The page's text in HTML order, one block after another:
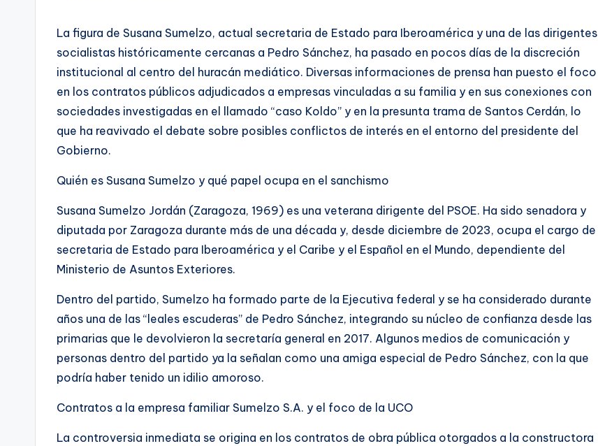
La figura de Susana Sumelzo, actual secretaria de Estado para Iberoamérica y una de las dirigentes
socialistas históricamente cercanas a Pedro Sánchez, ha pasado en pocos días de la discreción
institucional al centro del huracán mediático. Diversas informaciones de prensa han puesto el foco
en los contratos públicos adjudicados a empresas vinculadas a su familia y en sus conexiones con
sociedades investigadas en el llamado “caso Koldo” y en la presunta trama de Santos Cerdán, lo
que ha reavivado el debate sobre posibles conflictos de interés en el entorno del presidente del
Gobierno.
Quién es Susana Sumelzo y qué papel ocupa en el sanchismo
Susana Sumelzo Jordán (Zaragoza, 1969) es una veterana dirigente del PSOE. Ha sido senadora y
diputada por Zaragoza durante más de una década y, desde diciembre de 2023, ocupa el cargo de
secretaria de Estado para Iberoamérica y el Caribe y el Español en el Mundo, dependiente del
Ministerio de Asuntos Exteriores.
Dentro del partido, Sumelzo ha formado parte de la Ejecutiva federal y se ha considerado durante
años una de las “leales escuderas” de Pedro Sánchez, integrando su núcleo de confianza desde las
primarias que le devolvieron la secretaría general en 2017. Algunos medios de comunicación y
personas dentro del partido ya la señalan como una amiga especial de Pedro Sánchez, con la que
podría haber tenido un idilio amoroso.
Contratos a la empresa familiar Sumelzo S.A. y el foco de la UCO
La controversia inmediata se origina en los contratos de obra pública otorgados a la constructora